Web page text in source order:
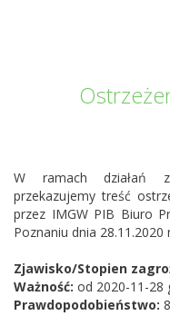
W ramach działań
przekazujemy treść
przez IMGW PIB Biuro
Poznaniu dnia 28.11.2020
Zjawisko/Stopien
Ważność: od 2020-11-28
Prawdopodobieństwo: